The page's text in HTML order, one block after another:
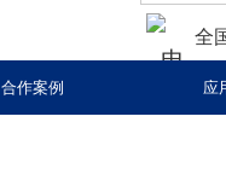
全
合作案例 应